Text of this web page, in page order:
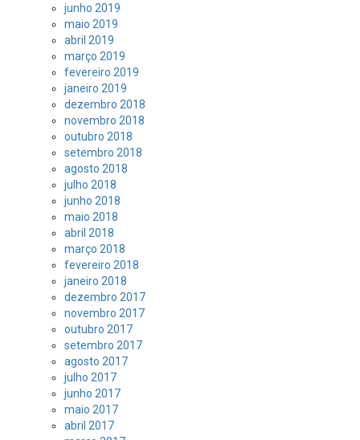
junho 2019
maio 2019
abril 2019
março 2019
fevereiro 2019
janeiro 2019
dezembro 2018
novembro 2018
outubro 2018
setembro 2018
agosto 2018
julho 2018
junho 2018
maio 2018
abril 2018
março 2018
fevereiro 2018
janeiro 2018
dezembro 2017
novembro 2017
outubro 2017
setembro 2017
agosto 2017
julho 2017
junho 2017
maio 2017
abril 2017